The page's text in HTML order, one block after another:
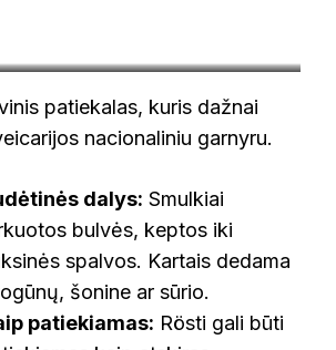
patiekalas, kuris dažnai
nacionaliniu garnyru.
dalys: Smulkiai
bulvės, keptos iki
spalvos. Kartais dedama
šonine ar sūrio.
patiekiamas: Rösti gali būti